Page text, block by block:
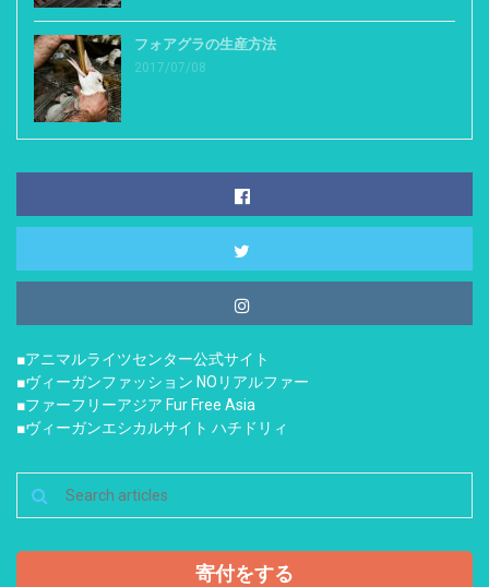
フォアグラの生産方法
2017/07/08
■アニマルライツセンター公式サイト
■ヴィーガンファッション NOリアルファー
■ファーフリーアジア Fur Free Asia
■ヴィーガンエシカルサイト ハチドリィ
寄付をする